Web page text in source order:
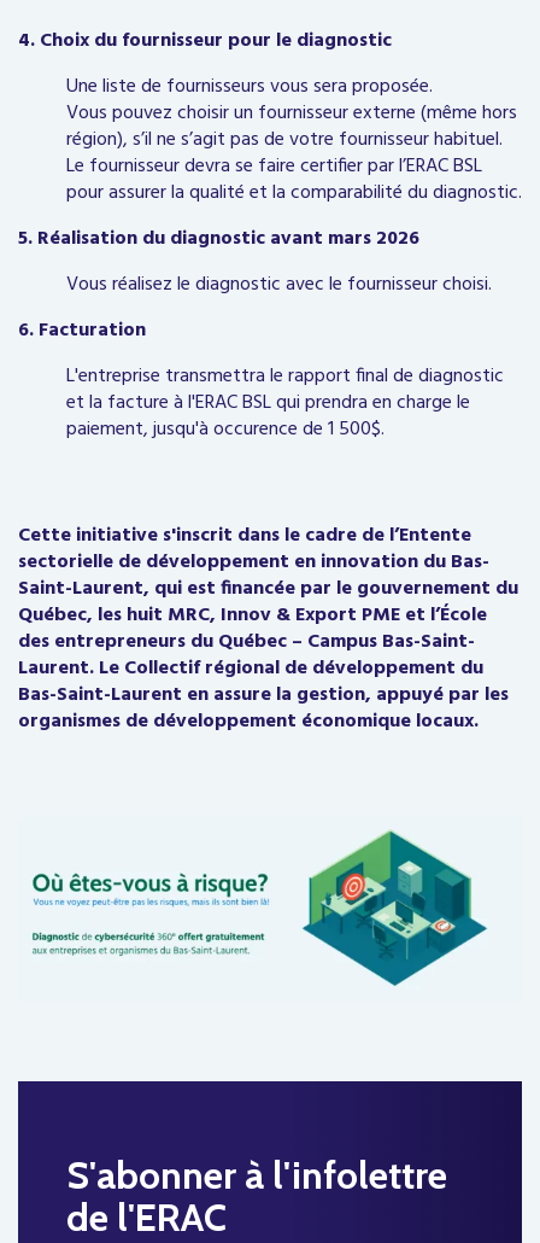
4. Choix du fournisseur pour le diagnostic
Une liste de fournisseurs vous sera proposée.
Vous pouvez choisir un fournisseur externe (même hors
région), s’il ne s’agit pas de votre fournisseur habituel.
Le fournisseur devra se faire certifier par l’ERAC BSL
pour assurer la qualité et la comparabilité du diagnostic.
5. Réalisation du diagnostic avant mars 2026
Vous réalisez le diagnostic avec le fournisseur choisi.
6. Facturation
L'entreprise transmettra le rapport final de diagnostic
et la facture à l'ERAC BSL qui prendra en charge le
paiement, jusqu'à occurence de 1 500$.
Cette initiative s'inscrit dans le cadre de l’Entente
sectorielle de développement en innovation du Bas-
Saint-Laurent, qui est financée par le gouvernement du
Québec, les huit MRC, Innov & Export PME et l’École
des entrepreneurs du Québec – Campus Bas-Saint-
Laurent. Le Collectif régional de développement du
Bas-Saint-Laurent en assure la gestion, appuyé par les
organismes de développement économique locaux.
S'abonner à l'infolettre
de l'ERAC